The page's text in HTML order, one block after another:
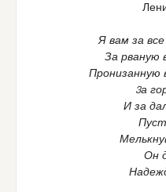
Я вам за
За рваную
Пронизанную
3а
И за
Он